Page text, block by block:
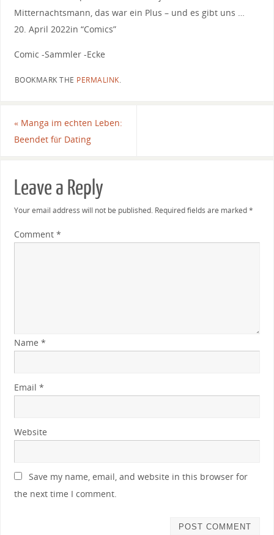
Mitternachtsmann, das war ein Plus – und es gibt uns …
20. April 2022in “Comics”
Comic -Sammler -Ecke
BOOKMARK THE PERMALINK.
«Manga im echten Leben:
Beendet für Dating
Leave a Reply
Your email address will not be published. Required fields are marked*
Comment *
Name *
Email *
Website
Save my name, email, and website in this browser for
the next time I comment.